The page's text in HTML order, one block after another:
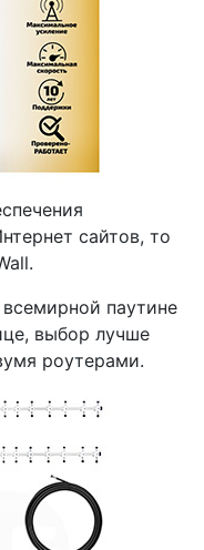
сайтов, то
паутине
выбор лучше
роутерами.